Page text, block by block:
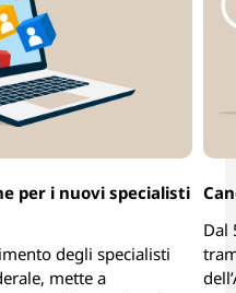
per i nuovi specialisti
degli specialisti
mette a
Dal